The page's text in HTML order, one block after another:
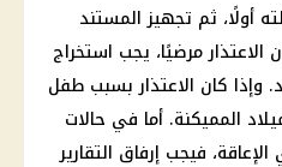
أولًا، ثم تجهيز المستند
مرضيًا، يجب استخراج
كان الاعتذار بسبب طفل
المميكنة. أما في حالات
فيجب إرفاق التقارير